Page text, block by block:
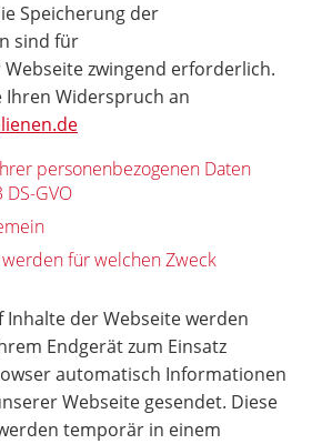
Speicherung der
sind für
zwingend erforderlich.
Ihren Widerspruch an
personenbezogenen Daten
GVO
für welchen Zweck
Inhalte der Webseite werden
Endgerät zum Einsatz
automatisch Informationen
Webseite gesendet. Diese
temporär in einem